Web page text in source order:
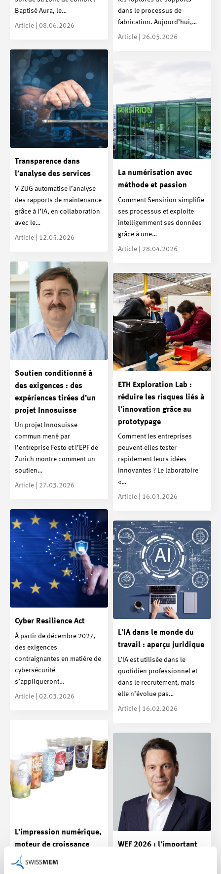
Baptisé Aura, le…
Article | 08.06.2026
dans le processus de
fabrication. Aujourd’hui,…
Article | 26.05.2026
Transparence dans
l’analyse des services
V-ZUG automatise l’analyse
des rapports de maintenance
grâce à l’IA, en collaboration
avec le…
Article | 12.05.2026
La numérisation avec
méthode et passion
Comment Sensirion simplifie
ses processus et exploite
intelligemment ses données
grâce à une…
Article | 28.04.2026
Soutien conditionné à
des exigences : des
expériences tirées d’un
projet Innosuisse
Un projet Innosuisse
commun mené par
l’entreprise Festo et l’EPF de
Zurich montre comment un
soutien…
Article | 27.03.2026
ETH Exploration Lab :
réduire les risques liés à
l’innovation grâce au
prototypage
Comment les entreprises
peuvent-elles tester
rapidement leurs idées
innovantes ? Le laboratoire
«…
Article | 16.03.2026
Cyber Resilience Act
À partir de décembre 2027,
des exigences
contraignantes en matière de
cybersécurité
s’appliqueront…
Article | 02.03.2026
L’IA dans le monde du
travail : aperçu juridique
L’IA est utilisée dans le
quotidien professionnel et
dans le recrutement, mais
elle n’évolue pas…
Article | 16.02.2026
L’impression numérique,
moteur de croissance
dans le secteur de la
construction de
WEF 2026 : l’important